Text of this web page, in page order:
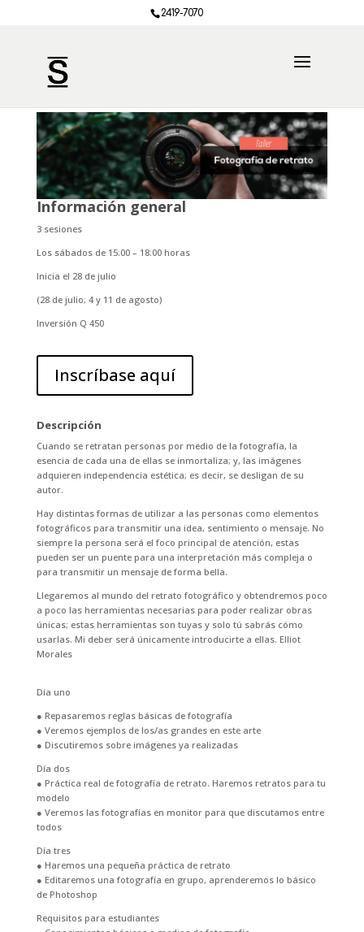
2419-7070
Información general
3 sesiones
Los sábados de 15:00 – 18:00 horas
Inicia el 28 de julio
(28 de julio; 4 y 11 de agosto)
Inversión Q 450
Inscríbase aquí
Descripción
Cuando se retratan personas por medio de la fotografía, la
esencia de cada una de ellas se inmortaliza; y, las imágenes
adquieren independencia estética; es decir, se desligan de su
autor.
Hay distintas formas de utilizar a las personas como elementos
fotográficos para transmitir una idea, sentimiento o mensaje. No
siempre la persona será el foco principal de atención, estas
pueden ser un puente para una interpretación más compleja o
para transmitir un mensaje de forma bella.
Llegaremos al mundo del retrato fotográfico y obtendremos poco
a poco las herramientas necesarias para poder realizar obras
únicas; estas herramientas son tuyas y solo tú sabrás cómo
usarlas. Mi deber será únicamente introducirte a ellas. Elliot
Morales
Día uno
● Repasaremos reglas básicas de fotografía
● Veremos ejemplos de los/as grandes en este arte
● Discutiremos sobre imágenes ya realizadas
Día dos
● Práctica real de fotografía de retrato. Haremos retratos para tu
modelo
● Veremos las fotografías en monitor para que discutamos entre
todos
Día tres
● Haremos una pequeña práctica de retrato
● Editaremos una fotografía en grupo, aprenderemos lo básico
de Photoshop
Requisitos para estudiantes